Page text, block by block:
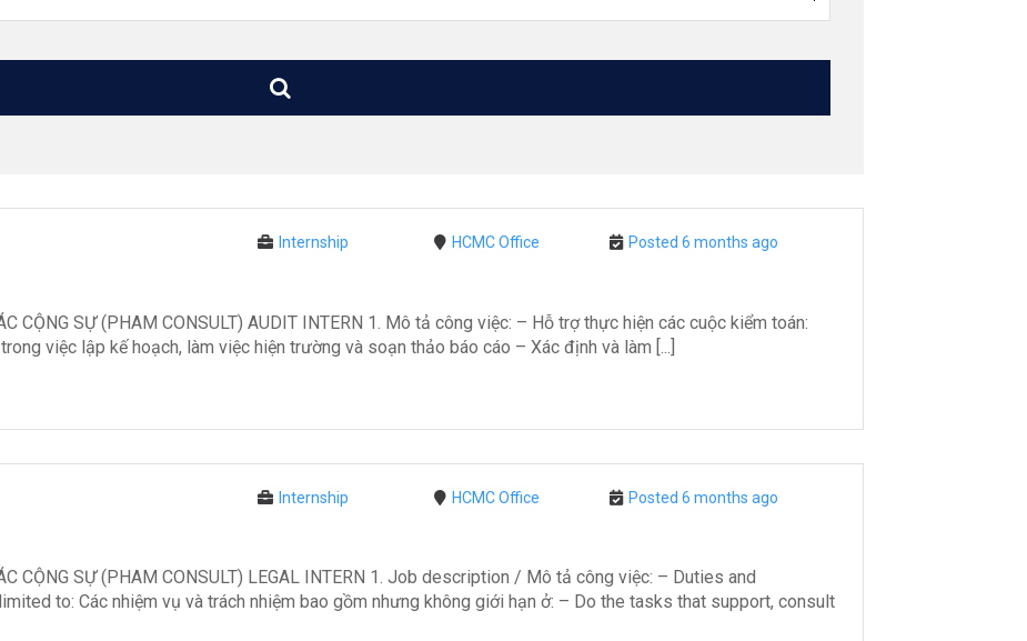
Internship HCMC Office Posted 6 months ago
CỘNG SỰ (PHAM CONSULT) AUDIT INTERN 1. Mô tả công việc: – Hỗ trợ thực hiện các cuộc kiểm toán:
việc lập kế hoạch, làm việc hiện trường và soạn thảo báo cáo – Xác định và làm [...]
Internship HCMC Office Posted 6 months ago
CỘNG SỰ (PHAM CONSULT) LEGAL INTERN 1. Job description / Mô tả công việc: – Duties and
to: Các nhiệm vụ và trách nhiệm bao gồm nhưng không giới hạn ở: – Do the tasks that support, consult